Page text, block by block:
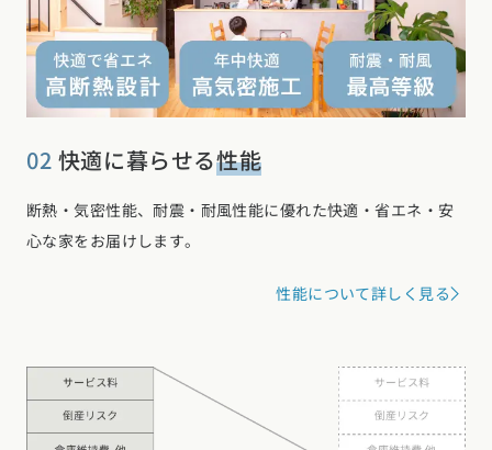
02 快適に暮らせる性能
断熱・気密性能、耐震・耐風性能に優れた快適・省エネ・安
心な家をお届けします。
性能について詳しく見る
位置情報を元に
現在地から探す